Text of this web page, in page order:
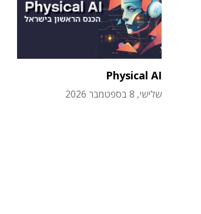
Physical AI
שלישי, 8 בספטמבר 2026